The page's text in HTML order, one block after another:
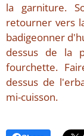
la garniture.
retourner vers
badigeonner
dessus de la
fourchette.
dessus de
mi-cuisson.